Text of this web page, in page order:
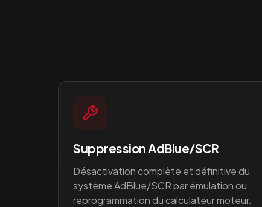
Suppression AdBlue/SCR
Désactivation complète et définitive du
système AdBlue/SCR par émulation ou
reprogrammation du calculateur moteur.